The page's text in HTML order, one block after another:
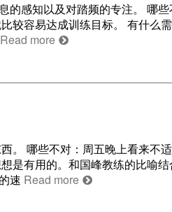
感知以及对踏频的专注。 哪
较容易达成训练目标。 有什么
Read more
。 哪些不对：周五晚上看来不
有用的。和国峰教练的比喻结
速 Read more